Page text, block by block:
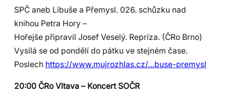
SPČ aneb Libuše a Přemysl. 026. schůzku nad
knihou Petra Hory –
Hořejše připravil Josef Veselý. Repríza. (ČRo Brno)
Vysílá se od pondělí do pátku ve stejném čase.
Poslech https://www.mujrozhlas.cz/…buse-premysl
20:00 ČRo Vltava – Koncert SOČR